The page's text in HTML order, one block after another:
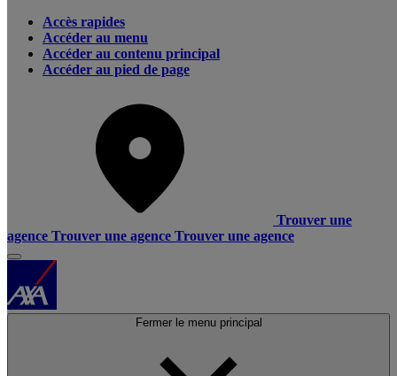
Accès rapides
Accéder au menu
Accéder au contenu principal
Accéder au pied de page
Trouver une
agence Trouver une agence Trouver une agence
Fermer le menu principal